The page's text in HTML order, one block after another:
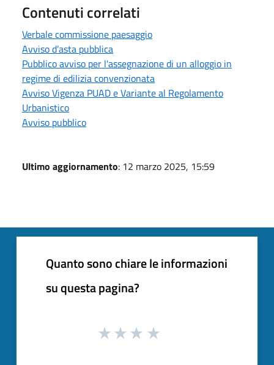
Contenuti correlati
Verbale commissione paesaggio
Avviso d’asta pubblica
Pubblico avviso per l'assegnazione di un alloggio in
regime di edilizia convenzionata
Avviso Vigenza PUAD e Variante al Regolamento
Urbanistico
Avviso pubblico
Ultimo aggiornamento: 12 marzo 2025, 15:59
Quanto sono chiare le informazioni
su questa pagina?